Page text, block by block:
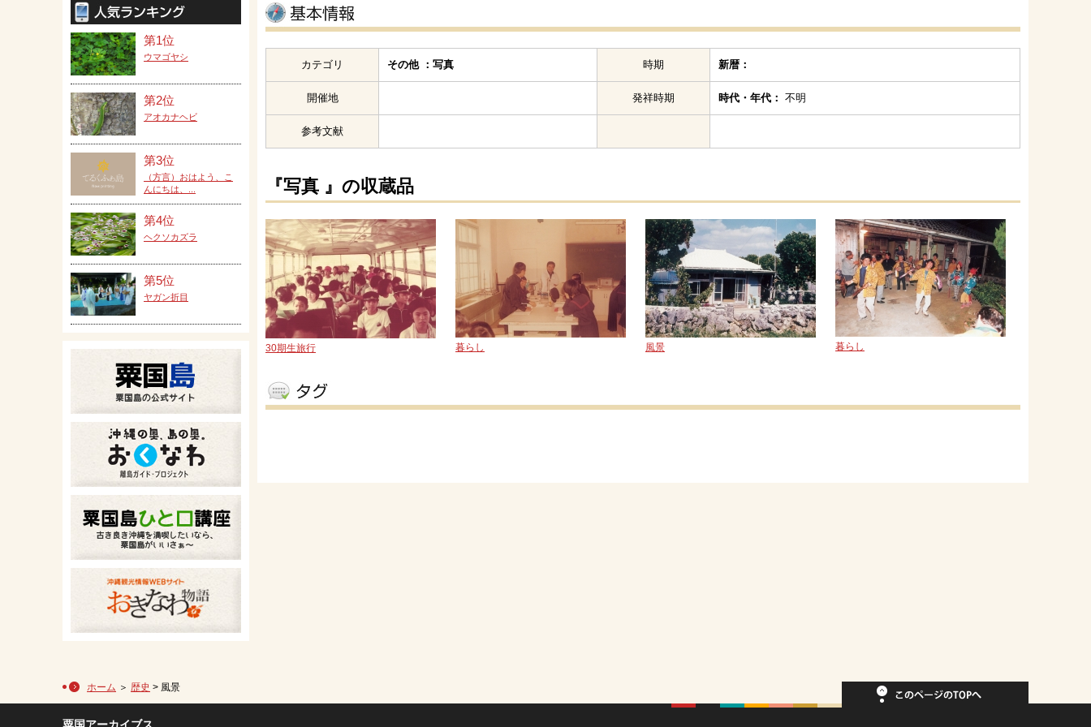
カテゴリ その他 ：写真 時期 新暦：
開催地 発祥時期 時代・年代： 不明
参考文献
『写真 』の収蔵品
30期生旅行 暮らし 風景 暮らし
第1位
ウマゴヤシ
第2位
アオカナヘビ
第3位
（方言）おはよう、こ
んにちは、...
第4位
ヘクソカズラ
第5位
ヤガン折目
ホーム ＞ 歴史 > 風景